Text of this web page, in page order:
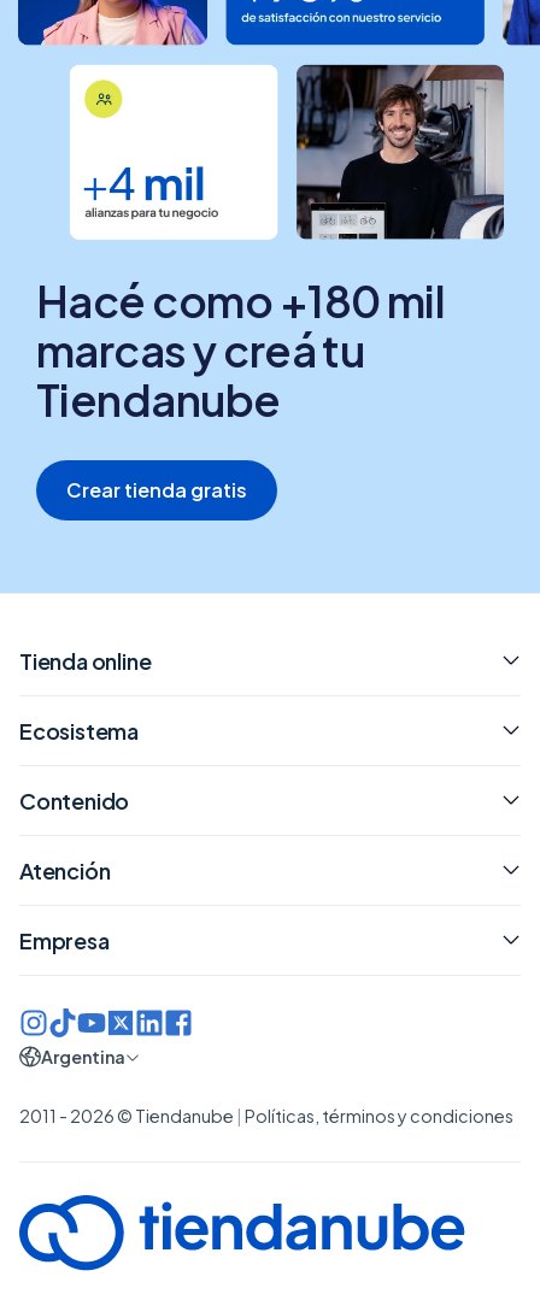
Hacé como +180 mil
marcas y creá tu
Tiendanube
Crear tienda gratis
Tienda online
Ecosistema
Contenido
Atención
Empresa
2011 - 2026 © Tiendanube | Políticas, términos y condiciones
Argentina